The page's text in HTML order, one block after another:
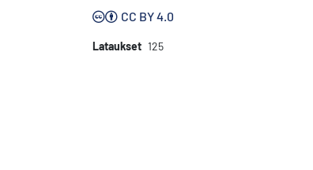
CC BY 4.0
Lataukset 125